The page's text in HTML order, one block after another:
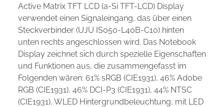
Active Matrix TFT LCD (a-Si TFT-LCD) Display
verwendet einen Signaleingang, das über einen
Steckverbinder (UJU IS050-L40B-C10) hinten
unten rechts angeschlossen wird. Das Notebook
Display zeichnet sich durch spezielle Eigenschaften
und Funktionen aus, die zusammengefasst im
Folgenden wären: 61% sRGB (CIE1931), 46% Adobe
RGB (CIE1931), 46% DCI-P3 (CIE1931), 44% NTSC
(CIE1931), WLED Hintergrundbeleuchtung, mit LED